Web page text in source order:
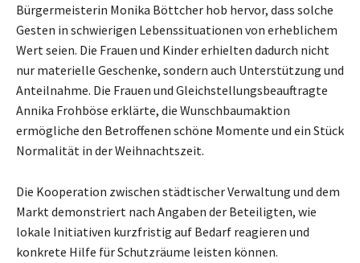
Bürgermeisterin Monika Böttcher hob hervor, dass solche
Gesten in schwierigen Lebenssituationen von erheblichem
Wert seien. Die Frauen und Kinder erhielten dadurch nicht
nur materielle Geschenke, sondern auch Unterstützung und
Anteilnahme. Die Frauen und Gleichstellungsbeauftragte
Annika Frohböse erklärte, die Wunschbaumaktion
ermögliche den Betroffenen schöne Momente und ein Stück
Normalität in der Weihnachtszeit.
Die Kooperation zwischen städtischer Verwaltung und dem
Markt demonstriert nach Angaben der Beteiligten, wie
lokale Initiativen kurzfristig auf Bedarf reagieren und
konkrete Hilfe für Schutzräume leisten können.